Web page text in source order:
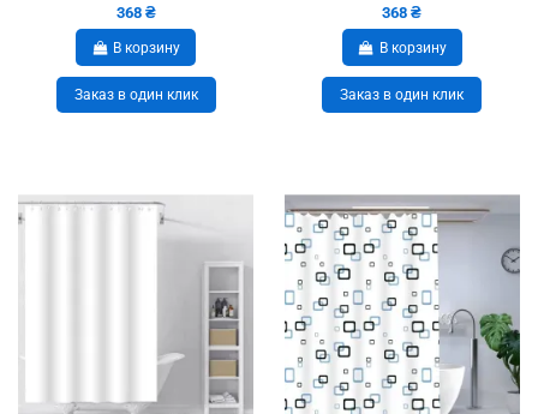
368 ₴
В корзину
Заказ в один клик
368 ₴
В корзину
Заказ в один клик